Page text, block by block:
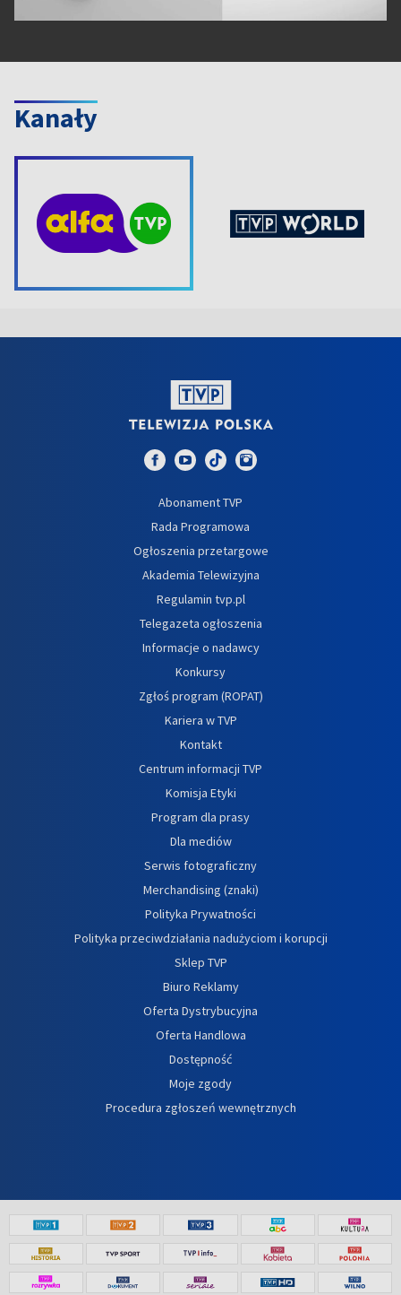
Kanały
Abonament TVP
Rada Programowa
Ogłoszenia przetargowe
Akademia Telewizyjna
Regulamin tvp.pl
Telegazeta ogłoszenia
Informacje o nadawcy
Konkursy
Zgłoś program (ROPAT)
Kariera w TVP
Kontakt
Centrum informacji TVP
Komisja Etyki
Program dla prasy
Dla mediów
Serwis fotograficzny
Merchandising (znaki)
Polityka Prywatności
Polityka przeciwdziałania nadużyciom i korupcji
Sklep TVP
Biuro Reklamy
Oferta Dystrybucyjna
Oferta Handlowa
Dostępność
Moje zgody
Procedura zgłoszeń wewnętrznych